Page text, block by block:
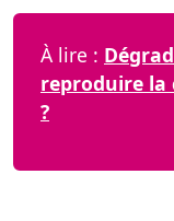
À lire :
reproduire la
?